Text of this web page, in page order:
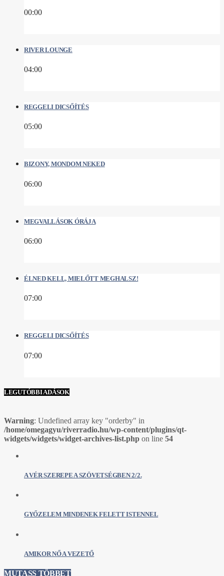
00:00
RIVER LOUNGE
04:00
REGGELI DICSŐÍTÉS
05:00
BIZONY, MONDOM NEKED
06:00
MEGVALLÁSOK ÓRÁJA
06:00
ÉLNED KELL, MIELŐTT MEGHALSZ!
07:00
REGGELI DICSŐÍTÉS
07:00
LEGUTÓBBI ADÁSOK
Warning: Undefined array key "orderby" in
/home/omegagyu/riverradio.hu/wp-content/plugins/qt-
widgets/widgets/widget-archives-list.php on line 54
A VÉR SZEREPE A SZÖVETSÉGBEN 2/2.
GYŐZELEM MINDENEK FELETT ISTENNEL
AMIKOR NŐ A VEZETŐ
MUTASS TÖBBET